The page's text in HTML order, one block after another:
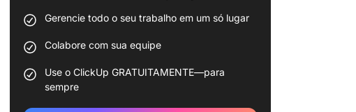
Gerencie todo o seu trabalho em um só lugar
Colabore com sua equipe
Use o ClickUp GRATUITAMENTE—para
sempre